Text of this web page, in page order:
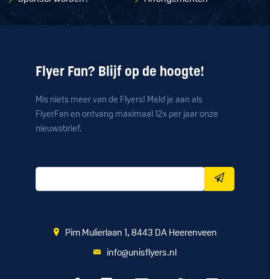
Flyer Fan? Blijf op de hoogte!
Mis niets meer van de Flyers! Meld je aan als
FlyerFan en ontvang maximaal 12x per jaar onze
nieuwsbrief.
Pim Mulierlaan 1, 8443 DA Heerenveen
info@unisflyers.nl